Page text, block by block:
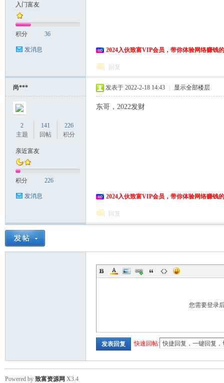
入门富友
积分 36
发消息 2024入伙致富VIP会员，带你体验网络赚钱
回复
尚***
2
主题
141
回帖
226
积分
亲近富友
积分 226
发消息
发表于 2022-2-18 14:43 显示全部楼层
东哥，2022发财
2024入伙致富VIP会员，带你体验网络赚钱
回复
您需要登录
发表回复 快速回帖:
Powered by 致富资源网 X3.4